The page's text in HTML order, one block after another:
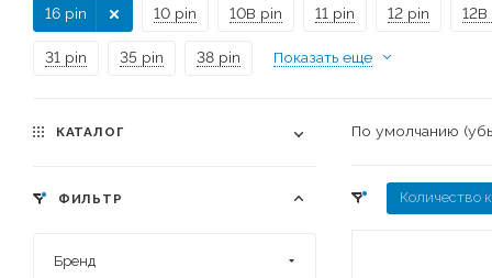
10 pin 10B pin 11 pin 12 pin 12B
16 pin
31 pin 35 pin 38 pin Показать еще
По умолчанию
Количество
КАТАЛОГ
ФИЛЬТР
Бренд